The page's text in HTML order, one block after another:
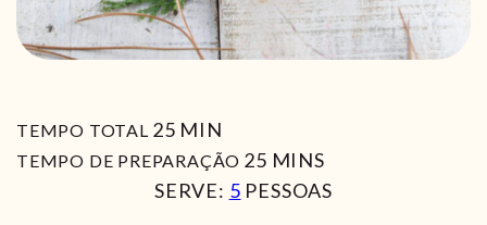
TEMPO TOTAL 25MIN
MIN
TEMPO DE PREPARAÇÃO 25MIN
MINS
SERVE: 5 PESSOAS